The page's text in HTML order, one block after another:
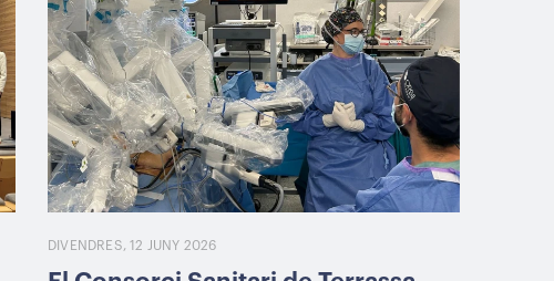
DIVENDRES, 12 JUNY 2026